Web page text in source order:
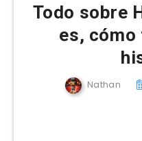
Todo sobre
es, cómo
Nathan